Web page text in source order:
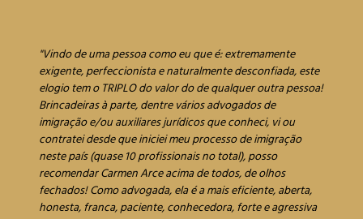
"Vindo de uma pessoa como eu que é: extremamente
exigente, perfeccionista e naturalmente desconfiada, este
elogio tem o TRIPLO do valor do de qualquer outra pessoa!
Brincadeiras à parte, dentre vários advogados de
imigração e/ou auxiliares jurídicos que conheci, vi ou
contratei desde que iniciei meu processo de imigração
neste país (quase 10 profissionais no total), posso
recomendar Carmen Arce acima de todos, de olhos
fechados! Como advogada, ela é a mais eficiente, aberta,
honesta, franca, paciente, conhecedora, forte e agressiva